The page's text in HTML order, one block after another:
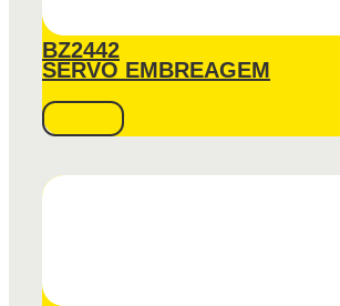
BZ2442
SERVO EMBREAGEM